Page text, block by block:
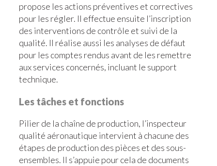
propose les actions préventives et correctives
pour les régler. Il effectue ensuite l’inscription
des interventions de contrôle et suivi de la
qualité. Il réalise aussi les analyses de défaut
pour les comptes rendus avant de les remettre
aux services concernés, incluant le support
technique.
Les tâches et fonctions
Pilier de la chaîne de production, l’inspecteur
qualité aéronautique intervient à chacune des
étapes de production des pièces et des sous-
ensembles. Il s’appuie pour cela de documents